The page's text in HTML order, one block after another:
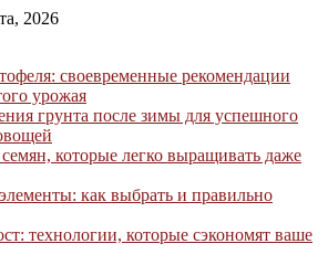
2026
своевременные рекомендации
урожая
грунта после зимы для успешного
которые легко выращивать даже
как выбрать и правильно
технологии, которые сэкономят ваше